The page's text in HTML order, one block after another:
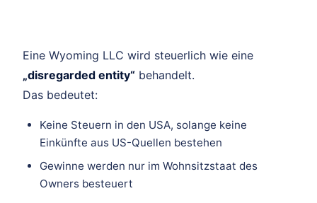
Eine Wyoming LLC wird steuerlich wie eine
„disregarded entity“ behandelt.
Das bedeutet:
Keine Steuern in den USA, solange keine
Einkünfte aus US-Quellen bestehen
Gewinne werden nur im Wohnsitzstaat des
Owners besteuert